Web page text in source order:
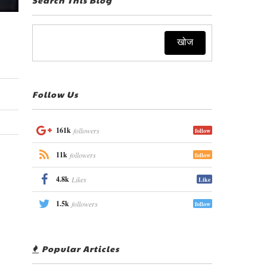
Follow Us
161k followers follow
11k followers follow
4.8k Likes Like
1.5k followers follow
Popular Articles